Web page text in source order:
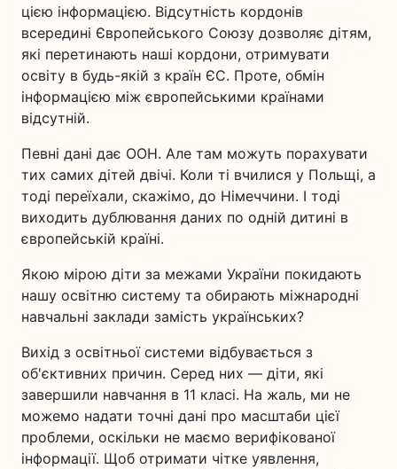
цією інформацією. Відсутність кордонів
всередині Європейського Союзу дозволяє дітям,
які перетинають наші кордони, отримувати
освіту в будь-якій з країн ЄС. Проте, обмін
інформацією між європейськими країнами
відсутній.
Певні дані дає ООН. Але там можуть порахувати
тих самих дітей двічі. Коли ті вчилися у Польщі, а
тоді переїхали, скажімо, до Німеччини. І тоді
виходить дублювання даних по одній дитині в
європейській країні.
Якою мірою діти за межами України покидають
нашу освітню систему та обирають міжнародні
навчальні заклади замість українських?
Вихід з освітньої системи відбувається з
об'єктивних причин. Серед них — діти, які
завершили навчання в 11 класі. На жаль, ми не
можемо надати точні дані про масштаби цієї
проблеми, оскільки не маємо верифікованої
інформації. Щоб отримати чітке уявлення,